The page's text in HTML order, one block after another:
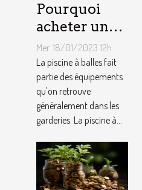
Pourquoi
acheter une
piscine à
balles à son
bébé ?
Mer. 18/01/2023 12h
La piscine à balles fait
partie des équipements
qu'on retrouve
généralement dans les
garderies. La piscine à...